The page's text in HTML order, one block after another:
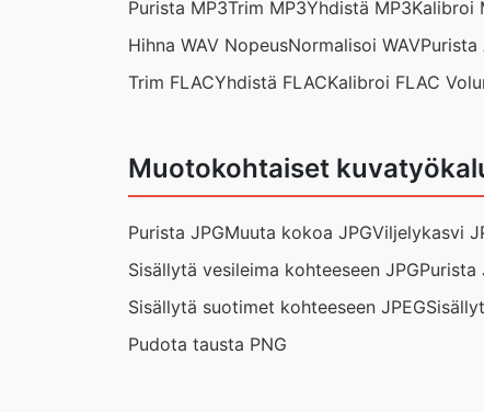
Purista MP3Trim MP3Yhdistä MP3Kalibroi
Hihna WAV NopeusNormalisoi WAVPurista
Trim FLACYhdistä FLACKalibroi FLAC
Muotokohtaiset
Purista JPGMuuta kokoa JPGViljelykasvi
Sisällytä vesileima kohteeseen JPGPurista
Sisällytä suotimet kohteeseen JPEG
Pudota tausta PNG